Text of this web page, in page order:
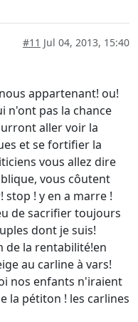
#11 Jul 04, 2013, 15:40
appartenant! ou!
n'ont pas la chance
aller voir la
et se fortifier la
vous allez dire
vous côutent
! y en a marre !
de sacrifier toujours
dont je suis!
de la rentabilité!en
au carline à vars!
nos enfants n'iraient
la pétiton ! les carlines